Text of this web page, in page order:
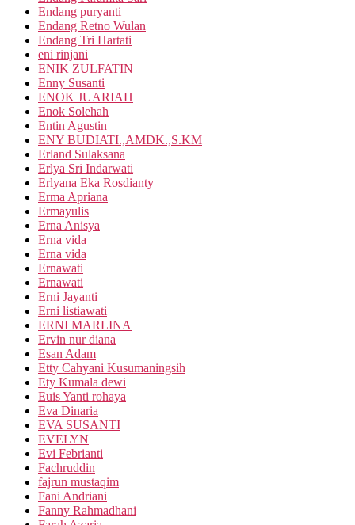
Endang puryanti
Endang Retno Wulan
Endang Tri Hartati
eni rinjani
ENIK ZULFATIN
Enny Susanti
ENOK JUARIAH
Enok Solehah
Entin Agustin
ENY BUDIATI.,AMDK.,S.KM
Erland Sulaksana
Erlya Sri Indarwati
Erlyana Eka Rosdianty
Erma Apriana
Ermayulis
Erna Anisya
Erna vida
Erna vida
Ernawati
Ernawati
Erni Jayanti
Erni listiawati
ERNI MARLINA
Ervin nur diana
Esan Adam
Etty Cahyani Kusumaningsih
Ety Kumala dewi
Euis Yanti rohaya
Eva Dinaria
EVA SUSANTI
EVELYN
Evi Febrianti
Fachruddin
fajrun mustaqim
Fani Andriani
Fanny Rahmadhani